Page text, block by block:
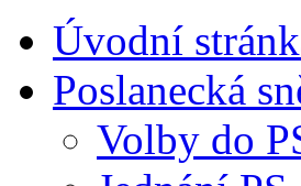
Úvodní
Poslanecká
Volby do